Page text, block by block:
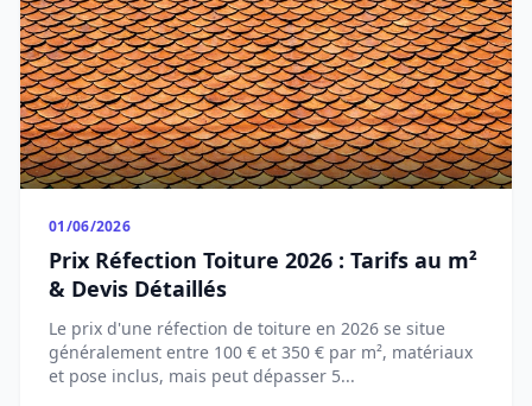
01/06/2026
Prix Réfection Toiture 2026 : Tarifs au m²
& Devis Détaillés
Le prix d'une réfection de toiture en 2026 se situe
généralement entre 100 € et 350 € par m², matériaux
et pose inclus, mais peut dépasser 5...